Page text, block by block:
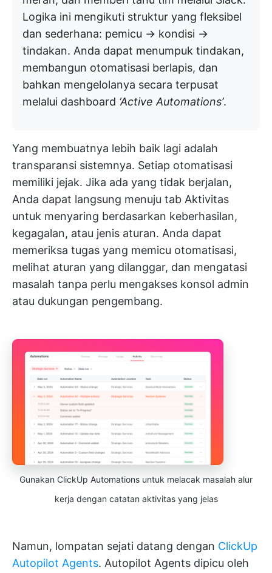
Logika ini mengikuti struktur yang fleksibel
dan sederhana: pemicu → kondisi →
tindakan. Anda dapat menumpuk tindakan,
membangun otomatisasi berlapis, dan
bahkan mengelolanya secara terpusat
melalui dashboard ‘Active Automations’.
Yang membuatnya lebih baik lagi adalah
transparansi sistemnya. Setiap otomatisasi
memiliki jejak. Jika ada yang tidak berjalan,
Anda dapat langsung menuju tab Aktivitas
untuk menyaring berdasarkan keberhasilan,
kegagalan, atau jenis aturan. Anda dapat
memeriksa tugas yang memicu otomatisasi,
melihat aturan yang dilanggar, dan mengatasi
masalah tanpa perlu mengakses konsol admin
atau dukungan pengembang.
Gunakan ClickUp Automations untuk melacak masalah alur
kerja dengan catatan aktivitas yang jelas
Namun, lompatan sejati datang dengan ClickUp
Autopilot Agents. Autopilot Agents dipicu oleh